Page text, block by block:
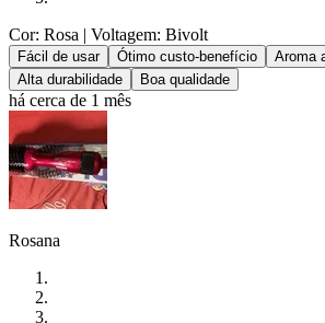
Cor: Rosa | Voltagem: Bivolt
Fácil de usar Ótimo custo-benefício
Aroma
Alta durabilidade
Boa qualidade
há cerca de 1 mês
Rosana